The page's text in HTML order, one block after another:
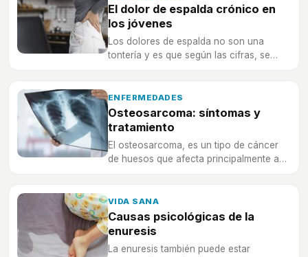
El dolor de espalda crónico en
los jóvenes
Los dolores de espalda no son una
tontería y es que según las cifras, se
ENFERMEDADES
Osteosarcoma: síntomas y
tratamiento
El osteosarcoma, es un tipo de cáncer
de huesos que afecta principalmente a
VIDA SANA
Causas psicológicas de la
enuresis
La enuresis también puede estar